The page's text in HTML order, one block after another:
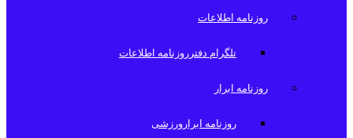
روزنامه اطلاعات
تلگرام دفترروزنامه اطلاعات
روزنامه ابرار
روزنامه ابرارورزشی